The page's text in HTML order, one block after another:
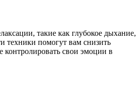
такие как глубокое дыхание,
техники помогут вам снизить
контролировать свои эмоции в